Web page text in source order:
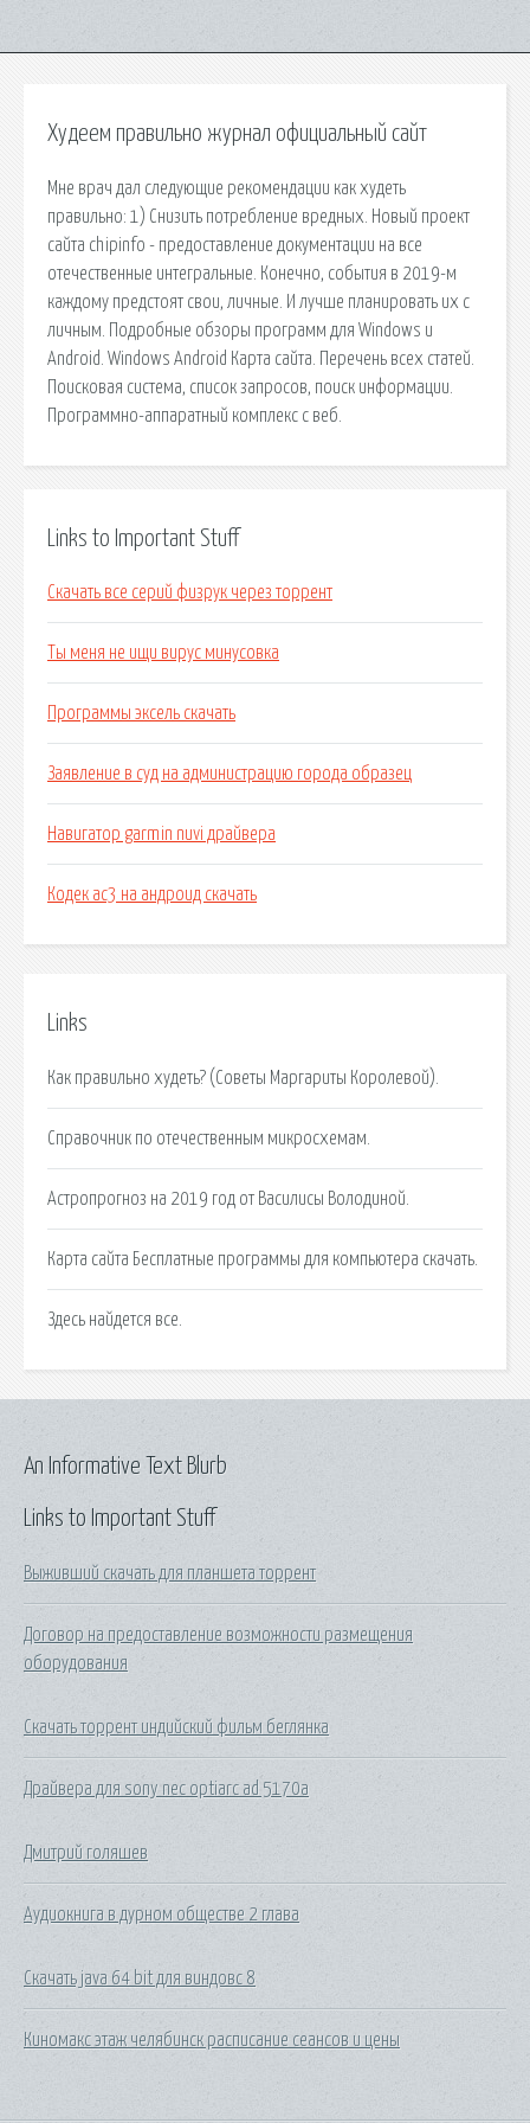
Худеем правильно журнал официальный сайт
Мне врач дал следующие рекомендации как худеть
правильно: 1) Снизить потребление вредных. Новый проект
сайта chipinfo - предоставление документации на все
отечественные интегральные. Конечно, события в 2019-м
каждому предстоят свои, личные. И лучше планировать их с
личным. Подробные обзоры программ для Windows и
Android. Windows Android Карта сайта. Перечень всех статей.
Поисковая сиcтема, список запросов, поиск информации.
Программно-аппаратный комплекс с веб.
Links to Important Stuff
Скачать все серий физрук через торрент
Ты меня не ищи вирус минусовка
Программы эксель скачать
Заявление в суд на администрацию города образец
Навигатор garmin nuvi драйвера
Кодек ac3 на андроид скачать
Links
Как правильно худеть? (Советы Маргариты Королевой).
Справочник по отечественным микросхемам.
Астропрогноз на 2019 год от Василисы Володиной.
Карта сайта Бесплатные программы для компьютера скачать.
Здесь найдется все.
Links to Important Stuff
Выживший скачать для планшета торрент
Договор на предоставление возможности размещения
оборудования
Скачать торрент индийский фильм беглянка
Драйвера для sony nec optiarc ad 5170a
Дмитрий голяшев
Аудиокнига в дурном обществе 2 глава
Скачать java 64 bit для виндовс 8
Киномакс этаж челябинск расписание сеансов и цены
An Informative Text Blurb